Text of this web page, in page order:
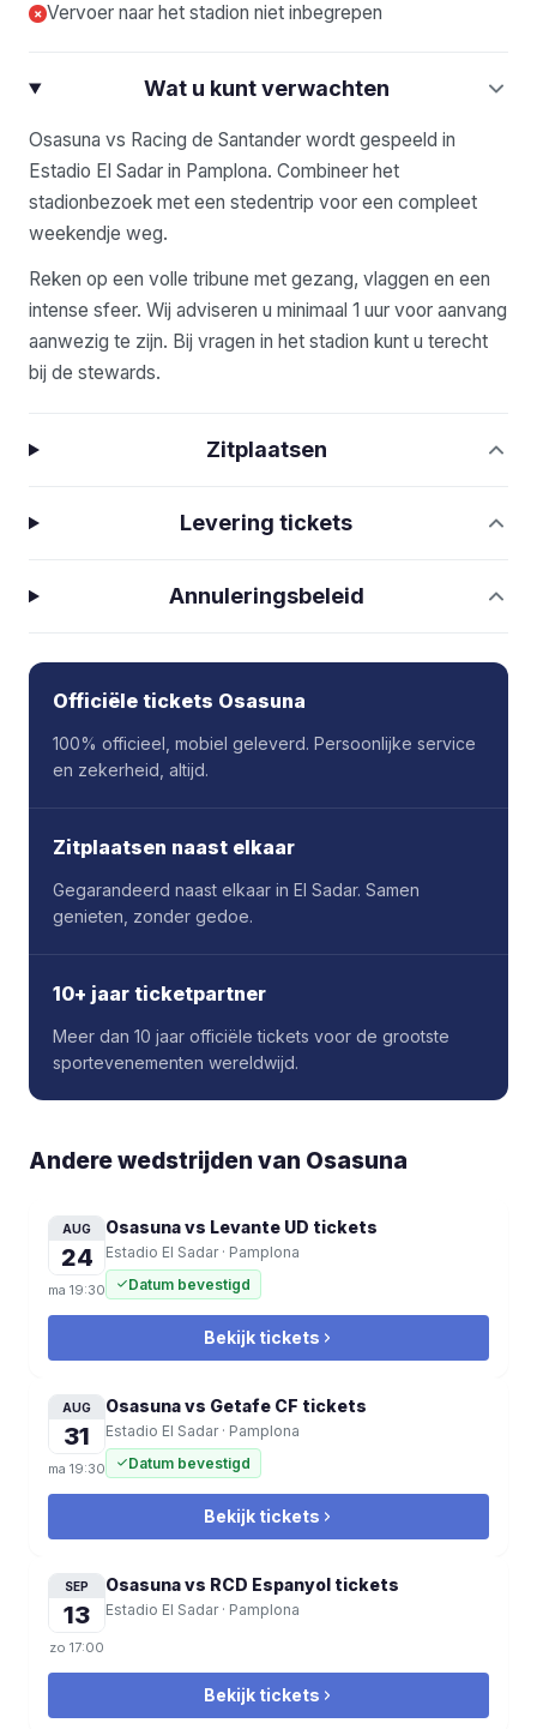
× Vervoer naar het stadion niet inbegrepen
Wat u kunt verwachten
Osasuna vs Racing de Santander wordt gespeeld in
Estadio El Sadar in Pamplona. Combineer het
stadionbezoek met een stedentrip voor een compleet
weekendje weg.
Reken op een volle tribune met gezang, vlaggen en een
intense sfeer. Wij adviseren u minimaal 1 uur voor aanvang
aanwezig te zijn. Bij vragen in het stadion kunt u terecht
bij de stewards.
Zitplaatsen
Levering tickets
Annuleringsbeleid
Officiële tickets Osasuna
100% officieel, mobiel geleverd. Persoonlijke service
en zekerheid, altijd.
Zitplaatsen naast elkaar
Gegarandeerd naast elkaar in El Sadar. Samen
genieten, zonder gedoe.
10+ jaar ticketpartner
Meer dan 10 jaar officiële tickets voor de grootste
sportevenementen wereldwijd.
Andere wedstrijden van Osasuna
AUG
24
ma 19:30
Osasuna vs Levante UD tickets
Estadio El Sadar· Pamplona
Datum bevestigd
Bekijk tickets
AUG
31
ma 19:30
Osasuna vs Getafe CF tickets
Estadio El Sadar· Pamplona
Datum bevestigd
Bekijk tickets
SEP
13
zo 17:00
Osasuna vs RCD Espanyol tickets
Estadio El Sadar· Pamplona
Bekijk tickets